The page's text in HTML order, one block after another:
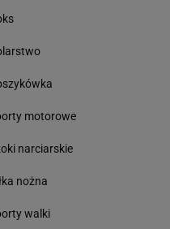
motorowe
narciarskie
nożna
walki